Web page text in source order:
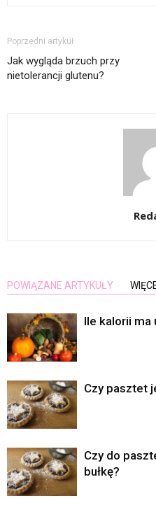
Poprzedni artykuł
Jak wygląda brzuch przy
nietolerancji glutenu?
POWIĄZANE ARTYKUŁY
Ile kalorii ma
Czy pasztet
Czy do
bułkę?